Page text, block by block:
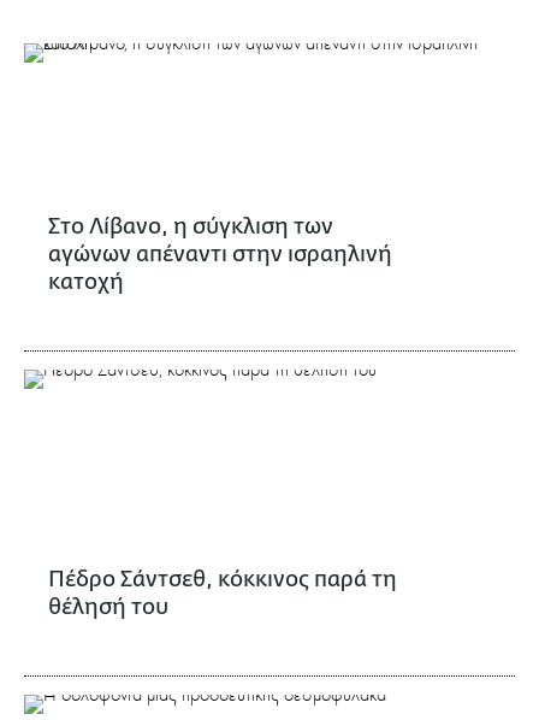
Στο Λίβανο, η σύγκλιση των
αγώνων απέναντι στην ισραηλινή
κατοχή
Πέδρο Σάντσεθ, κόκκινος παρά τη
θέλησή του